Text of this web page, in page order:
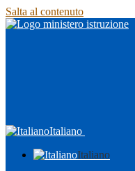
Salta al contenuto
Italiano
Italiano